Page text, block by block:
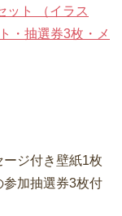
ット （イラス
・抽選券3枚・メ
ジ付き壁紙1枚
加抽選券3枚付